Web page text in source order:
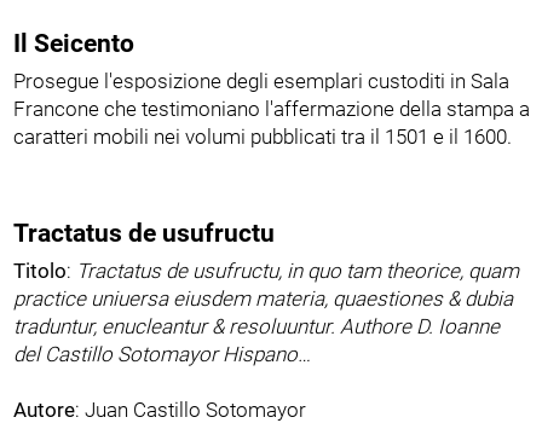
Il Seicento
Prosegue l'esposizione degli esemplari custoditi in Sala
Franconeche testimoniano l'affermazione della stampa a
caratteri mobili nei volumi pubblicati tra il 1501 e il 1600.
Tractatus de usufructu
Titolo: Tractatus de usufructu, in quo tam theorice, quam
practice uniuersa eiusdem materia, quaestiones & dubia
traduntur, enucleantur & resoluuntur. Authore D. Ioanne
del Castillo Sotomayor Hispano…
Autore: Juan Castillo Sotomayor